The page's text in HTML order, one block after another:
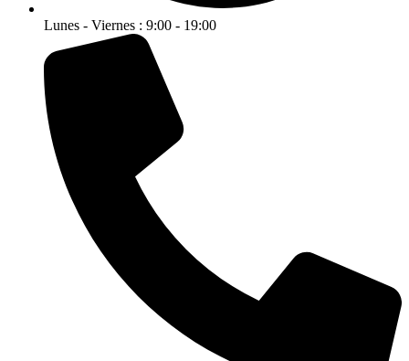
Lunes - Viernes : 9:00 - 19:00